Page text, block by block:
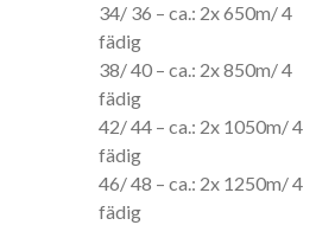
34/ 36 – ca.: 2x 650m/ 4
fädig
38/ 40 – ca.: 2x 850m/ 4
fädig
42/ 44 – ca.: 2x 1050m/ 4
fädig
46/ 48 – ca.: 2x 1250m/ 4
fädig